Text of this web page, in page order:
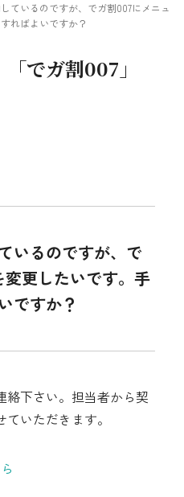
サステナビリテ
ィ
よくある質問
English
ているのですが、でガ割007にメニュ
ればよいですか？
「でガ割007」
いるのですが、で
変更したいです。手
ですか？
絡下さい。担当者から契
いただきます。